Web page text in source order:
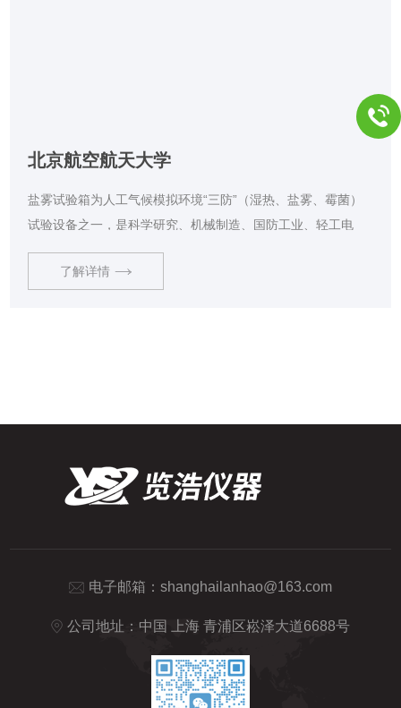
北京航空航天大学
盐雾试验箱为人工气候模拟环境“三防”（湿热、盐雾、霉菌）
试验设备之一，是科学研究、机械制造、国防工业、轻工电
子、仪表等行业产品经表面处理后，对各种环境适应性和可靠
性的一种重要试验设备。
了解详情
电子邮箱： shanghailanhao@163.com
公司地址：中国 上海 青浦区崧泽大道6688号